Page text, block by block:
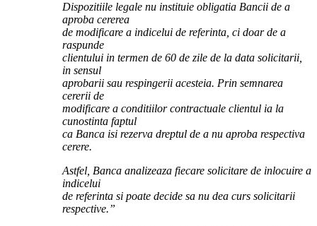
Dispozitiile legale nu instituie obligatia Bancii de a
aproba cererea
de modificare a indicelui de referinta, ci doar de a
raspunde
clientului in termen de 60 de zile de la data solicitarii,
in sensul
aprobarii sau respingerii acesteia. Prin semnarea
cererii de
modificare a conditiilor contractuale clientul ia la
cunostinta faptul
ca Banca isi rezerva dreptul de a nu aproba respectiva
cerere.
Astfel, Banca analizeaza fiecare solicitare de inlocuire a
indicelui
de referinta si poate decide sa nu dea curs solicitarii
respective.”